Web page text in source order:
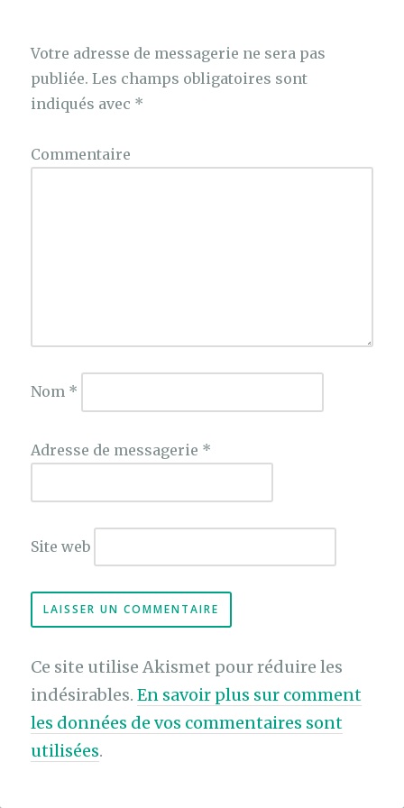
Votre adresse de messagerie ne sera pas
publiée. Les champs obligatoires sont
indiqués avec *
Commentaire
Nom *
Adresse de messagerie *
Site web
Ce site utilise Akismet pour réduire les
indésirables.En savoir plus sur comment
les données de vos commentaires sont
utilisées.